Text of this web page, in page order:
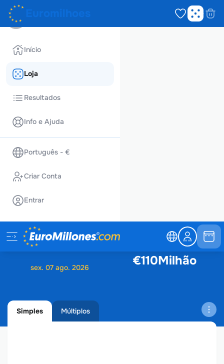
Início
Loja
Resultados
Info e Ajuda
Português - €
Criar Conta
Entrar
sex. 07 ago. 2026 €110Milhão
Simples Múltiplos